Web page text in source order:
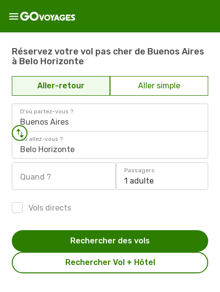
Réservez votre vol pas cher de Buenos Aires
à Belo Horizonte
Aller-retour Aller simple
D'où partez-vous ?
Buenos Aires
Où allez-vous ?
Belo Horizonte
Quand ?
Passagers
1 adulte
Vols directs
Rechercher Vol + Hôtel
Rechercher des vols